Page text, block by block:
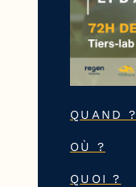
QUAND ?
OÙ ?
QUOI ?